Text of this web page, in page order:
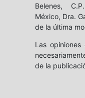
Belenes,
México, Dra.
de la última
Las
de la